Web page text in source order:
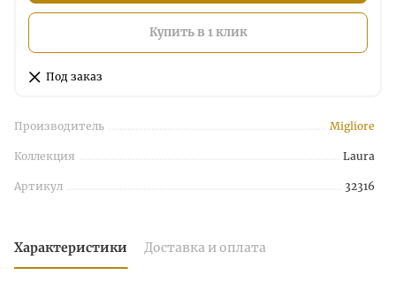
Купить в 1 клик
Под заказ
Производитель Migliore
Коллекция Laura
Артикул 32316
Характеристики Доставка и оплата